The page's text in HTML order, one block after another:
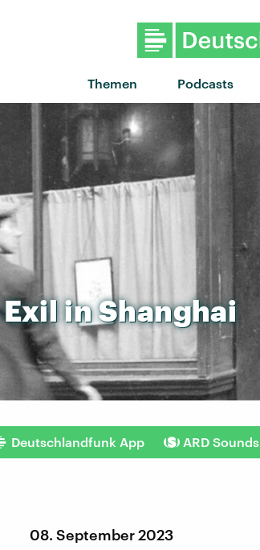
Themen Podcasts
ExilinShanghai
Deutschlandfunk App ARD Sounds
08. September 2023